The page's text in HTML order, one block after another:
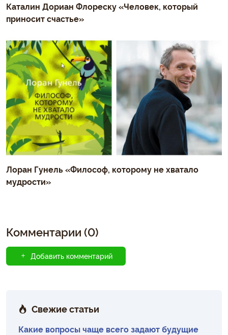
Каталин Дориан Флореску «Человек, который
приносит счастье»
Лоран Гунель «Философ, которому не хватало
мудрости»
Комментарии (0)
Добавить комментарий
Свежие статьи
Какие вопросы чаще всего задают будущие